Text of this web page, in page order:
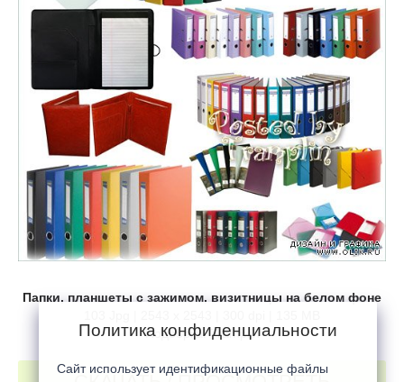
Папки, планшеты с зажимом, визитницы на белом фоне
Подборка: Tramplin
Политика конфиденциальности
Сайт использует идентификационные файлы